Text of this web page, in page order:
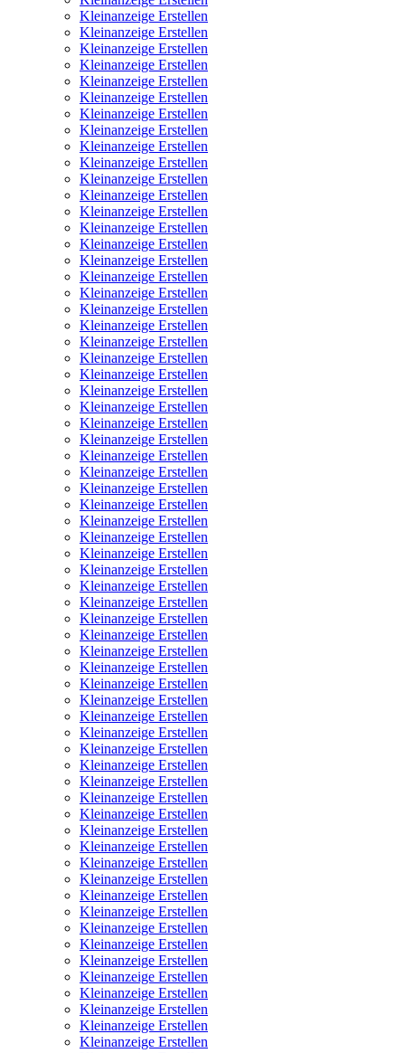
Kleinanzeige Erstellen
Kleinanzeige Erstellen
Kleinanzeige Erstellen
Kleinanzeige Erstellen
Kleinanzeige Erstellen
Kleinanzeige Erstellen
Kleinanzeige Erstellen
Kleinanzeige Erstellen
Kleinanzeige Erstellen
Kleinanzeige Erstellen
Kleinanzeige Erstellen
Kleinanzeige Erstellen
Kleinanzeige Erstellen
Kleinanzeige Erstellen
Kleinanzeige Erstellen
Kleinanzeige Erstellen
Kleinanzeige Erstellen
Kleinanzeige Erstellen
Kleinanzeige Erstellen
Kleinanzeige Erstellen
Kleinanzeige Erstellen
Kleinanzeige Erstellen
Kleinanzeige Erstellen
Kleinanzeige Erstellen
Kleinanzeige Erstellen
Kleinanzeige Erstellen
Kleinanzeige Erstellen
Kleinanzeige Erstellen
Kleinanzeige Erstellen
Kleinanzeige Erstellen
Kleinanzeige Erstellen
Kleinanzeige Erstellen
Kleinanzeige Erstellen
Kleinanzeige Erstellen
Kleinanzeige Erstellen
Kleinanzeige Erstellen
Kleinanzeige Erstellen
Kleinanzeige Erstellen
Kleinanzeige Erstellen
Kleinanzeige Erstellen
Kleinanzeige Erstellen
Kleinanzeige Erstellen
Kleinanzeige Erstellen
Kleinanzeige Erstellen
Kleinanzeige Erstellen
Kleinanzeige Erstellen
Kleinanzeige Erstellen
Kleinanzeige Erstellen
Kleinanzeige Erstellen
Kleinanzeige Erstellen
Kleinanzeige Erstellen
Kleinanzeige Erstellen
Kleinanzeige Erstellen
Kleinanzeige Erstellen
Kleinanzeige Erstellen
Kleinanzeige Erstellen
Kleinanzeige Erstellen
Kleinanzeige Erstellen
Kleinanzeige Erstellen
Kleinanzeige Erstellen
Kleinanzeige Erstellen
Kleinanzeige Erstellen
Kleinanzeige Erstellen
Kleinanzeige Erstellen